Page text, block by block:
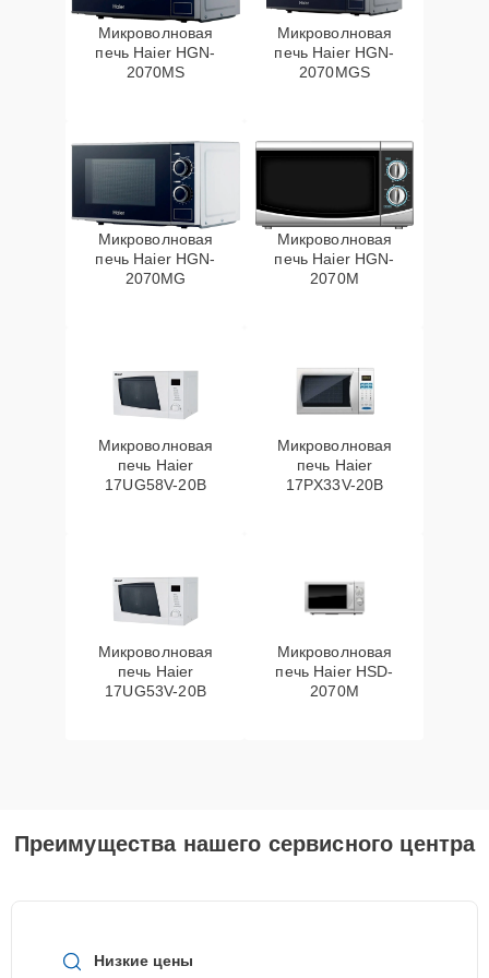
Микроволновая
печь Haier HGN-
2070MS
Микроволновая
печь Haier HGN-
2070MGS
Микроволновая
печь Haier HGN-
2070MG
Микроволновая
печь Haier HGN-
2070M
Микроволновая
печь Haier
17UG58V-20B
Микроволновая
печь Haier
17PX33V-20B
Микроволновая
печь Haier
17UG53V-20B
Микроволновая
печь Haier HSD-
2070M
Преимущества нашего сервисного центра
Низкие цены